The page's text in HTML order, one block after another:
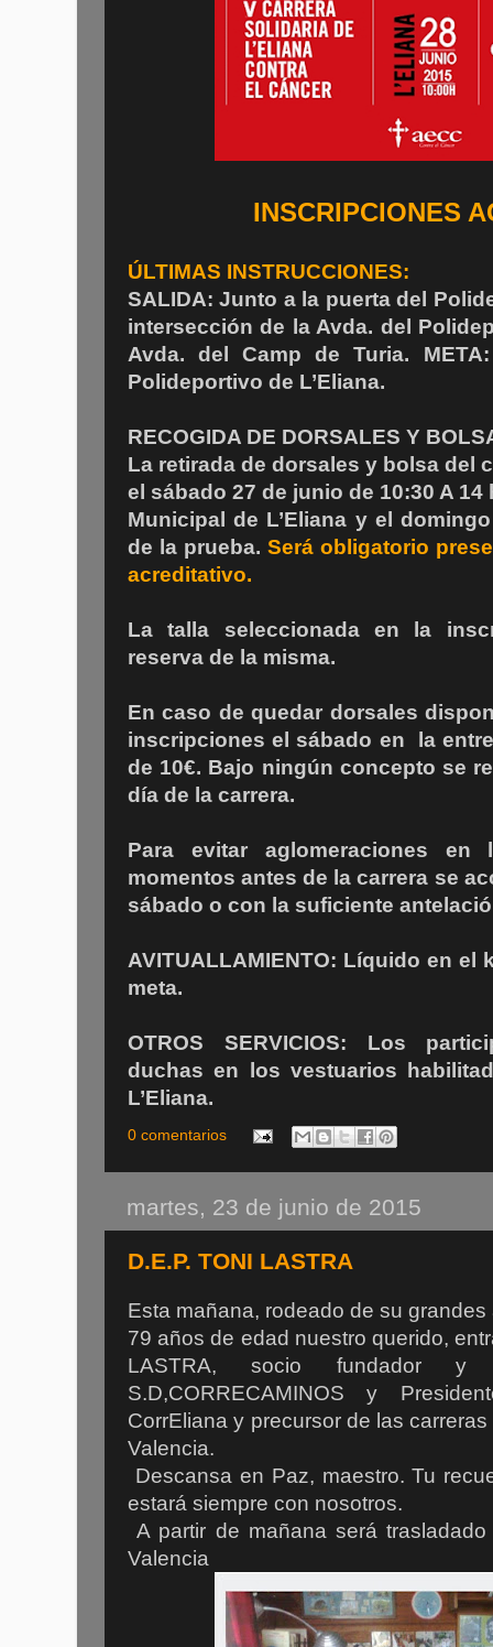
INSCRIPCIONES
ÚLTIMAS INSTRUCCIONES:
SALIDA: Junto a la puerta del
intersección de la Avda. del
Avda. del Camp de Turia.
Polideportivo de L’Eliana.
RECOGIDA DE DORSALES Y
La retirada de dorsales y bolsa del
el sábado 27 de junio de 10:30 A
Municipal de L’Eliana y el
de la prueba. Será obligatorio
acreditativo.
La talla seleccionada en la
reserva de la misma.
En caso de quedar dorsales
inscripciones el sábado en la
de 10€. Bajo ningún concepto se
día de la carrera.
Para evitar aglomeraciones
momentos antes de la carrera se
sábado o con la suficiente
AVITUALLAMIENTO: Líquido en el
meta.
OTROS SERVICIOS: Los
duchas en los vestuarios
L’Eliana.
0 comentarios
martes, 23 de junio de 2015
D.E.P. TONI LASTRA
Esta mañana, rodeado de su
79 años de edad nuestro querido,
LASTRA, socio fundador y
S.D,CORRECAMINOS y
CorrEliana y precursor de las
Valencia.
Descansa en Paz, maestro. Tu
estará siempre con nosotros.
A partir de mañana será
Valencia